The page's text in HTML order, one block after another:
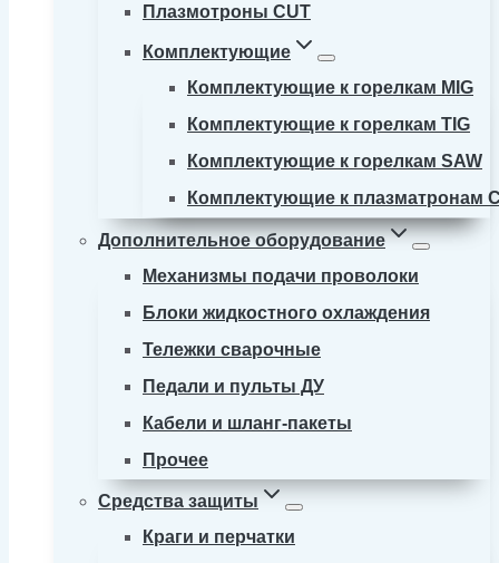
Плазмотроны CUT
Комплектующие
Комплектующие к горелкам MIG
Комплектующие к горелкам TIG
Комплектующие к горелкам SAW
Комплектующие к плазматронам
Дополнительное оборудование
Механизмы подачи проволоки
Блоки жидкостного охлаждения
Тележки сварочные
Педали и пульты ДУ
Кабели и шланг-пакеты
Прочее
Средства защиты
Краги и перчатки